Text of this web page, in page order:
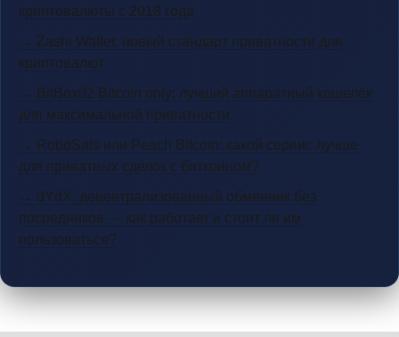
криптовалюты с 2018 года
→ Zashi Wallet: новый стандарт приватности для
криптовалют
→ BitBox02 Bitcoin only: лучший аппаратный кошелёк
для максимальной приватности
→ RoboSats или Peach Bitcoin: какой сервис лучше
для приватных сделок с биткоином?
→ dYdX: децентрализованный обменник без
посредников — как работает и стоит ли им
пользоваться?